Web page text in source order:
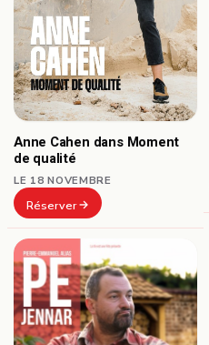
Anne Cahen dans Moment
de qualité
LE 18 NOVEMBRE
Réserver